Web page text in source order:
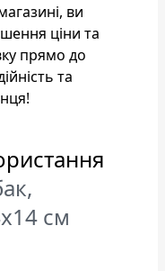
ви
ціни та
прямо до
та
см